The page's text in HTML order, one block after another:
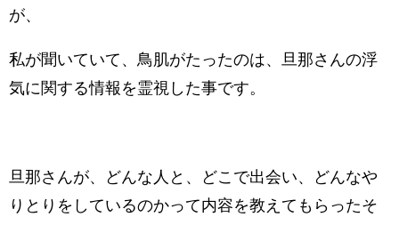
が、
私が聞いていて、鳥肌がたったのは、旦那さんの浮
気に関する情報を霊視した事です。
旦那さんが、どんな人と、どこで出会い、どんなや
りとりをしているのかって内容を教えてもらったそ